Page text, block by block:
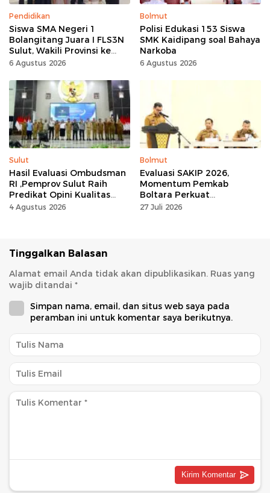
Pendidikan
Siswa SMA Negeri 1
Bolangitang Juara I FLS3N
Sulut, Wakili Provinsi ke
Tingkat Nasional
6 Agustus 2026
Bolmut
Polisi Edukasi 153 Siswa
SMK Kaidipang soal Bahaya
Narkoba
6 Agustus 2026
Sulut
Hasil Evaluasi Ombudsman
RI ,Pemprov Sulut Raih
Predikat Opini Kualitas
Tinggi Tanpa
4 Agustus 2026
Bolmut
Evaluasi SAKIP 2026,
Momentum Pemkab
Boltara Perkuat
Akuntabilitas dan Kinerja
27 Juli 2026
Tinggalkan Balasan
Alamat email Anda tidak akan dipublikasikan. Ruas yang
wajib ditandai *
Simpan nama, email, dan situs web saya pada
peramban ini untuk komentar saya berikutnya.